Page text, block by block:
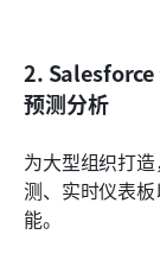
2. Salesforce
预测分析
为大型组织打
测、实时仪表
能。